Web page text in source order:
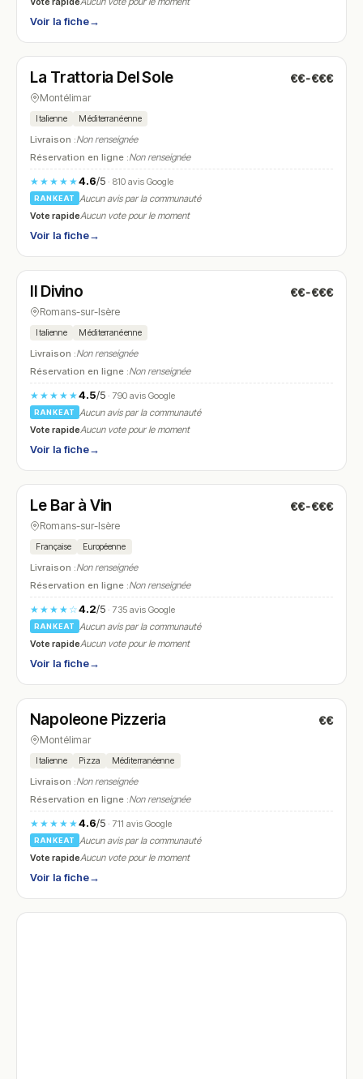
Voir la fiche→
N° 25
La Trattoria Del Sole €€-€€€
Montélimar
Italienne Méditerranéenne
Livraison :Non renseignée
Réservation en ligne :Non renseignée
★★★★★4.6/5· 810 avis Google
RANKEAT
Aucun avis par la communauté
Vote rapideAucun vote pour le moment
Voir la fiche→
N° 26
Il Divino €€-€€€
Romans-sur-Isère
Italienne Méditerranéenne
Livraison :Non renseignée
Réservation en ligne :Non renseignée
★★★★★4.5/5· 790 avis Google
RANKEAT
Aucun avis par la communauté
Vote rapideAucun vote pour le moment
Voir la fiche→
N° 27
Le Bar à Vin €€-€€€
Romans-sur-Isère
Française Européenne
Livraison :Non renseignée
Réservation en ligne :Non renseignée
★★★★☆4.2/5· 735 avis Google
RANKEAT
Aucun avis par la communauté
Vote rapideAucun vote pour le moment
Voir la fiche→
N° 28
Napoleone Pizzeria €€
Montélimar
Italienne Pizza Méditerranéenne
Livraison :Non renseignée
Réservation en ligne :Non renseignée
★★★★★4.6/5· 711 avis Google
RANKEAT
Aucun avis par la communauté
Vote rapideAucun vote pour le moment
Voir la fiche→